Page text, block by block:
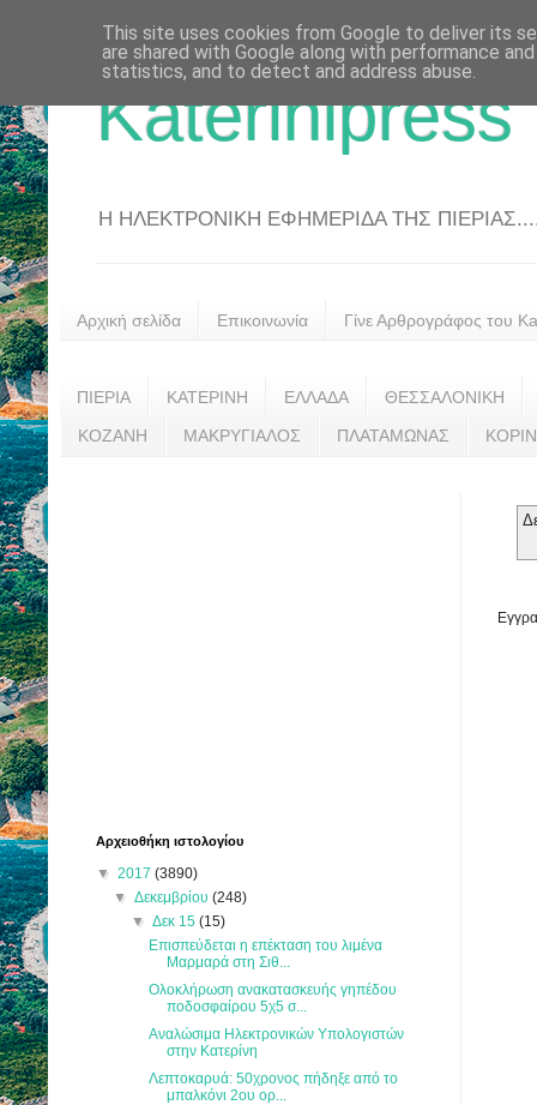
Katerinipress
Η ΗΛΕΚΤΡΟΝΙΚΗ ΕΦΗΜΕΡΙΔΑ ΤΗΣ
Αρχική σελίδα Επικοινωνία Γίνε Αρθρογράφος του
ΠΙΕΡΙΑ ΚΑΤΕΡΙΝΗ ΕΛΛΑΔΑ ΘΕΣΣΑΛΟΝΙΚΗ
ΚΟΖΑΝΗ ΜΑΚΡΥΓΙΑΛΟΣ ΠΛΑΤΑΜΩΝΑΣ
Αρχειοθήκη ιστολογίου
▼ 2017 (3890)
▼Δεκεμβρίου(248)
▼ Δεκ 15 (15)
Επισπεύδεται η επέκταση του λιμένα
Μαρμαρά στη Σιθ...
Ολοκλήρωση ανακατασκευής γηπέδου
ποδοσφαίρου 5χ5 σ...
Αναλώσιμα Ηλεκτρονικών Υπολογιστών
στην Κατερίνη
Λεπτοκαρυά: 50χρονος πήδηξε από το
μπαλκόνι 2ου ορ...
This site uses cookies from Google to deliver its
are shared with Google along with performance
statistics, and to detect and address abuse.